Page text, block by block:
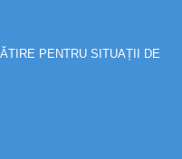
PENTRU SITUAȚII DE